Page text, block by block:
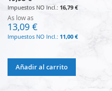
16,79 €
As low as
13,09 €
11,00 €
Añadir al carrito